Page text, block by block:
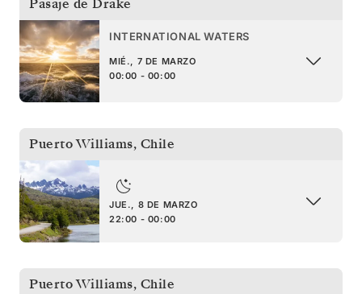
Pasaje de Drake
INTERNATIONAL WATERS
MIÉ., 7 DE MARZO
00:00 - 00:00
Puerto Williams, Chile
JUE., 8 DE MARZO
22:00 - 00:00
Puerto Williams, Chile